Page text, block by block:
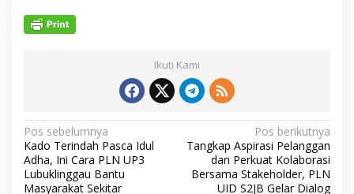
Ikuti Kami
N
a
v
Pos sebelumnya
Kado Terindah Pasca Idul
Adha, Ini Cara PLN UP3
Lubuklinggau Bantu
Masyarakat Sekitar
Pos berikutnya
Tangkap Aspirasi Pelanggan
dan Perkuat Kolaborasi
Bersama Stakeholder, PLN
UID S2JB Gelar Dialog